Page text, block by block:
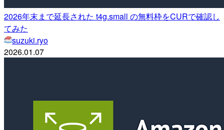
2026年末まで延長された t4g.small の無料枠をCURで確認し
てみた
suzuki.ryo
2026.01.07